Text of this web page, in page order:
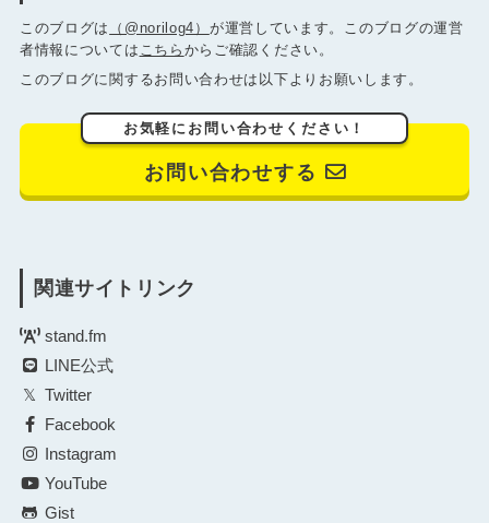
このブログは （@norilog4） が運営しています。このブログの運営
者情報については こちら からご確認ください。
このブログに関するお問い合わせは以下よりお願いします。
お気軽にお問い合わせください！
お問い合わせする
関連サイトリンク
stand.fm
LINE公式
Twitter
Facebook
Instagram
YouTube
Gist